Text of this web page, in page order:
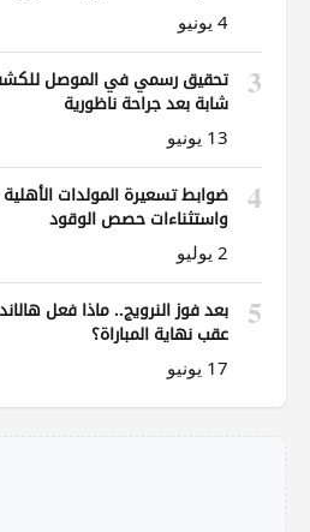
4 يونيو
3
تحقيق رسمي في الموصل
شابة بعد جراحة ناظورية
13 يونيو
4
ضوابط تسعيرة المولدات
واستثناءات حصص الوقود
2 يوليو
5
بعد فوز النرويج.. ماذا فعل
عقب نهاية المباراة؟
17 يونيو